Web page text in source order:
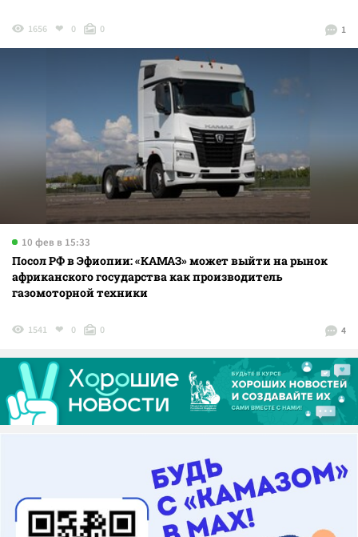
1
1656 0 0
10 фев в 15:33
Посол РФ в Эфиопии: «КАМАЗ» может выйти на рынок
африканского государства как производитель
газомоторной техники
4
1541 0 0